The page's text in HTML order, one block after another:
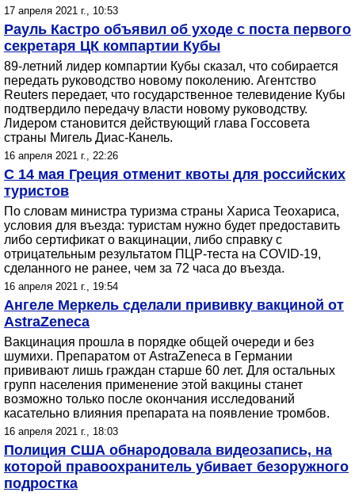
17 апреля 2021 г., 10:53
Рауль Кастро объявил об уходе с поста первого
секретаря ЦК компартии Кубы
89-летний лидер компартии Кубы сказал, что собирается
передать руководство новому поколению. Агентство
Reuters передает, что государственное телевидение Кубы
подтвердило передачу власти новому руководству.
Лидером становится действующий глава Госсовета
страны Мигель Диас-Канель.
16 апреля 2021 г., 22:26
С 14 мая Греция отменит квоты для российских
туристов
По словам министра туризма страны Хариса Теохариса,
условия для въезда: туристам нужно будет предоставить
либо сертификат о вакцинации, либо справку с
отрицательным результатом ПЦР-теста на COVID-19,
сделанного не ранее, чем за 72 часа до въезда.
16 апреля 2021 г., 19:54
Ангеле Меркель сделали прививку вакциной от
AstraZeneca
Вакцинация прошла в порядке общей очереди и без
шумихи. Препаратом от AstraZeneca в Германии
прививают лишь граждан старше 60 лет. Для остальных
групп населения применение этой вакцины станет
возможно только после окончания исследований
касательно влияния препарата на появление тромбов.
16 апреля 2021 г., 18:03
Полиция США обнародовала видеозапись, на
которой правоохранитель убивает безоружного
подростка